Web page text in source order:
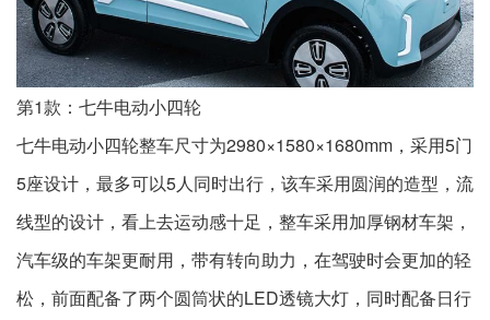
第1款：七牛电动小四轮
七牛电动小四轮整车尺寸为2980×1580×1680mm，采用5门
5座设计，最多可以5人同时出行，该车采用圆润的造型，流
线型的设计，看上去运动感十足，整车采用加厚钢材车架，
汽车级的车架更耐用，带有转向助力，在驾驶时会更加的轻
松，前面配备了两个圆筒状的LED透镜大灯，同时配备日行